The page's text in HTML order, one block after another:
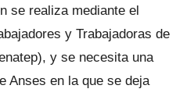
se realiza mediante el
y Trabajadoras de
y se necesita una
Anses en la que se deja